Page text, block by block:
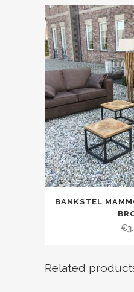
BANKSTEL
€
Related